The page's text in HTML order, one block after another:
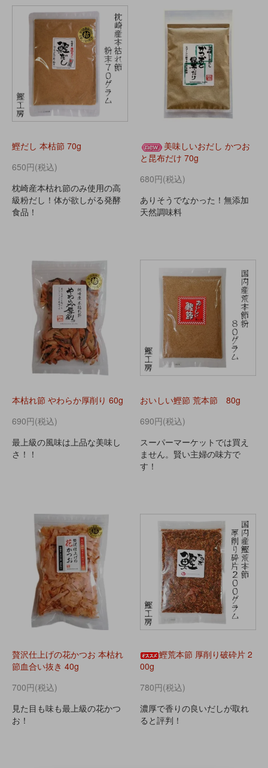
鰹だし 本枯節 70g
650円(税込)
枕崎産本枯れ節のみ使用の高
級粉だし！体が欲しがる発酵
食品！
美味しいおだし かつお
と昆布だけ 70g
680円(税込)
ありそうでなかった！無添加
天然調味料
本枯れ節 やわらか厚削り 60g
690円(税込)
最上級の風味は上品な美味し
さ！！
おいしい鰹節 荒本節 80g
690円(税込)
スーパーマーケットでは買え
ません。賢い主婦の味方で
す！
贅沢仕上げの花かつお 本枯れ
節血合い抜き 40g
700円(税込)
見た目も味も最上級の花かつ
お！
鰹荒本節 厚削り破砕片 2
00g
780円(税込)
濃厚で香りの良いだしが取れ
ると評判！